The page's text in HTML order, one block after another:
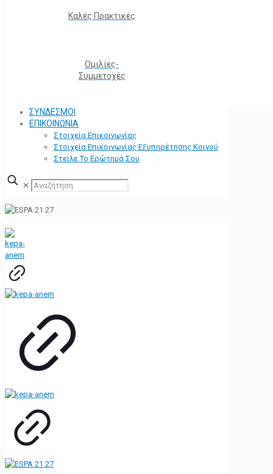
Καλές Πρακτικές
Ομιλίες-
Συμμετοχές
ΣΥΝΔΕΣΜΟΙ
ΕΠΙΚΟΙΝΩΝΙΑ
Στοιχεία Επικοινωνίας
Στοιχεία Επικοινωνίας Εξυπηρέτησης Κοινού
Στείλε Το Ερώτημά Σου
✕